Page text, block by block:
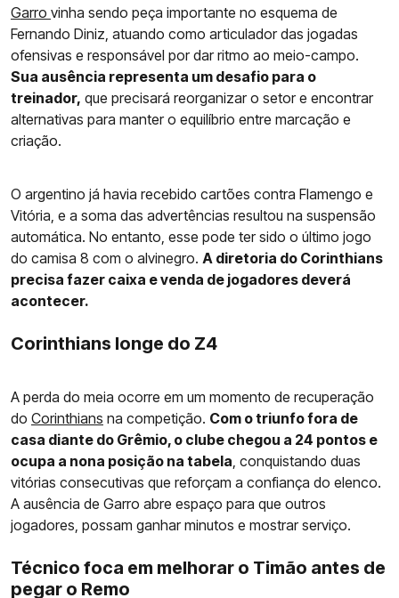
Garro vinha sendo peça importante no esquema de
Fernando Diniz, atuando como articulador das jogadas
ofensivas e responsável por dar ritmo ao meio-campo.
Sua ausência representa um desafio para o
treinador, que precisará reorganizar o setor e encontrar
alternativas para manter o equilíbrio entre marcação e
criação.
O argentino já havia recebido cartões contra Flamengo e
Vitória, e a soma das advertências resultou na suspensão
automática. No entanto, esse pode ter sido o último jogo
do camisa 8 com o alvinegro. A diretoria do Corinthians
precisa fazer caixa e venda de jogadores deverá
acontecer.
Corinthians longe do Z4
A perda do meia ocorre em um momento de recuperação
do Corinthians na competição. Com o triunfo fora de
casa diante do Grêmio, o clube chegou a 24 pontos e
ocupa a nona posição na tabela , conquistando duas
vitórias consecutivas que reforçam a confiança do elenco.
A ausência de Garro abre espaço para que outros
jogadores, possam ganhar minutos e mostrar serviço.
Técnico foca em melhorar o Timão antes de
pegar o Remo